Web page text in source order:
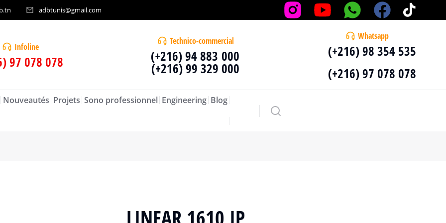
adbtunis@gmail.com
Infoline
97 078 078
Technico-commercial
(+216) 94 883 000
(+216) 99 329 000
Whatsapp
(+216) 98 354 535
(+216) 97 078 078
Nouveautés Projets Sono professionnel Engineering Blog